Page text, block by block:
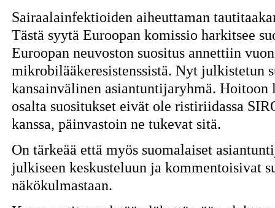
Sairaalainfektioiden aiheuttaman
Tästä syytä Euroopan komissio harkitsee
Euroopan neuvoston suositus annettiin
mikrobilääkeresistenssistä. Nyt julkistetun
kansainvälinen asiantuntijaryhmä.
osalta suositukset eivät ole ristiriidassa
kanssa, päinvastoin ne tukevat sitä.
On tärkeää että myös suomalaiset
julkiseen keskusteluun ja kommentoisivat
näkökulmastaan.